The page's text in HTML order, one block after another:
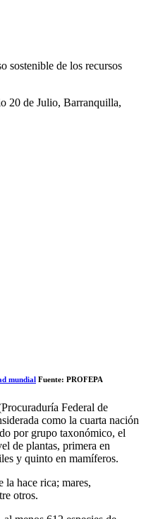
sostenible de los recursos
20 de Julio, Barranquilla,
mundial Fuente: PROFEPA
Federal de
como la cuarta nación
por grupo taxonómico, el
de plantas, primera en
y quinto en mamíferos.
la hace rica; mares,
otros.